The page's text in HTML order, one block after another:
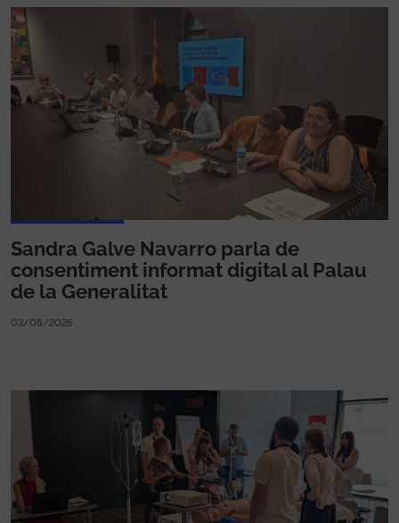
Sandra Galve Navarro parla de
consentiment informat digital al Palau
de la Generalitat
03/08/2026